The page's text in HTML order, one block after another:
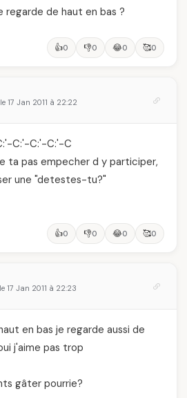
de haut en bas ?
👍0 👎0 😂0 🥰0
17 Jan 2011 à 22:22
C:'-C:'-C:'-C
ta pas empecher d y participer,
une "detestes-tu?"
👍0 👎0 😂0 🥰0
17 Jan 2011 à 22:23
en bas je regarde aussi de
j'aime pas trop
gâter pourrie?